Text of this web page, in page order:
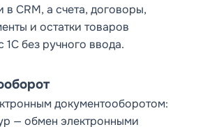
CRM, а счета, договоры,
и остатки товаров
без ручного ввода.
документооборотом:
— обмен электронными